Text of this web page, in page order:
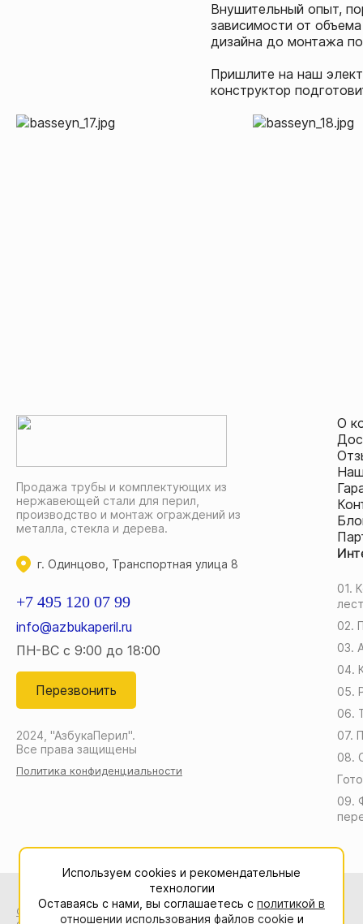
Внушительный опыт,
зависимости от
дизайна до монтажа
Пришлите на наш
конструктор
Продажа трубы и комплектующих из
нержавеющей стали для перил,
производство и монтаж ограждений из
металла, стекла и дерева.
г. Одинцово, Транспортная улица 8
+7 495 120 07 99
info@azbukaperil.ru
ПН-ВС с 9:00 до 18:00
Перезвонить
2024, "АзбукаПерил".
Все права защищены
Политика конфиденциальности
О
01.
02.
03.
04.
05.
06.
07.
08.
09.
Соглашение на
Данный сайт носит исключительно
Используем cookies и рекомендательные
технологии
Оставаясь с нами, вы соглашаетесь с политикой в
отношении использования файлов cookie и